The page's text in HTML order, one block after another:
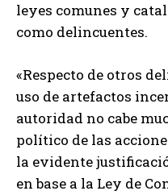
leyes comunes y
como delincuentes.
«Respecto de otros
uso de artefactos
autoridad no cabe
político de las
la evidente
en base a la Ley de